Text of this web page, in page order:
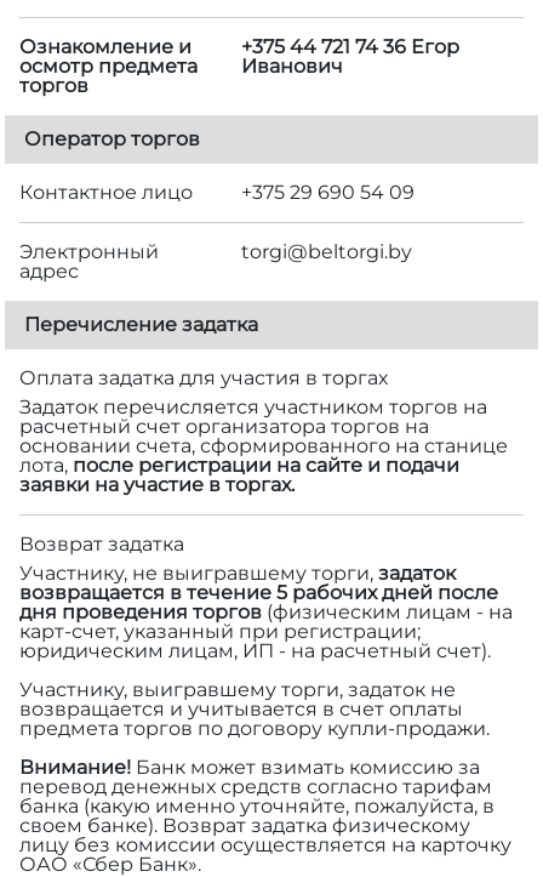
Ознакомление и
осмотр предмета
торгов
+375 44 721 74 36 Егор
Иванович
Оператор торгов
Контактное лицо +375 29 690 54 09
Электронный
адрес
torgi@beltorgi.by
Перечисление задатка
Оплата задатка для участия в торгах
Задаток перечисляется участником торгов на
расчетный счет организатора торгов на
основании счета, сформированного на станице
лота, после регистрации на сайте и подачи
заявки на участие в торгах.
Возврат задатка
Участнику, не выигравшему торги, задаток
возвращается в течение 5 рабочих дней после
дня проведения торгов (физическим лицам - на
карт-счет, указанный при регистрации;
юридическим лицам, ИП - на расчетный счет).
Участнику, выигравшему торги, задаток не
возвращается и учитывается в счет оплаты
предмета торгов по договору купли-продажи.
Внимание! Банк может взимать комиссию за
перевод денежных средств согласно тарифам
банка (какую именно уточняйте, пожалуйста, в
своем банке). Возврат задатка физическому
лицу без комиссии осуществляется на карточку
ОАО «Сбер Банк».